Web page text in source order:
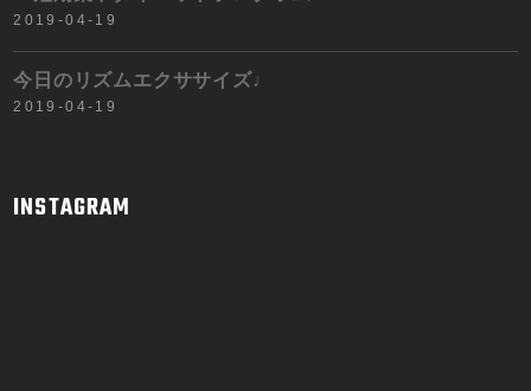
2019-04-19
今日のリズムエクササイズ♩
2019-04-19
INSTAGRAM